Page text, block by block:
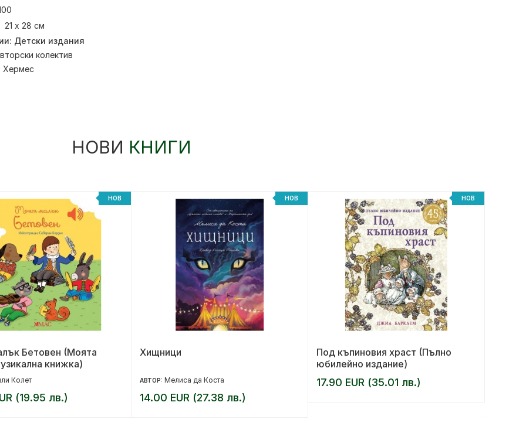
21 х 28 см
Детски издания
колектив
Хермес
НОВИ КНИГИ
НОВ
Бетовен (Моята
книжка)
Колет
(19.95 лв.)
НОВ
Хищници
АВТОР: Мелиса да Коста
14.00 EUR (27.38 лв.)
НОВ
Под къпиновия храст (Пълно
юбилейно издание)
17.90 EUR (35.01 лв.)